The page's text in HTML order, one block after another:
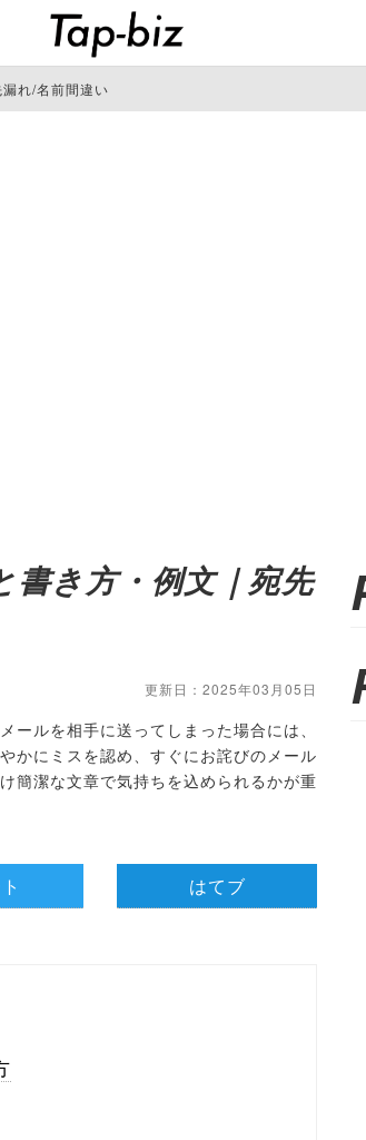
れ/名前間違い
書き方・例文｜宛先
更新日：2025年03月05日
ールを相手に送ってしまった場合には、
かにミスを認め、すぐにお詫びのメール
簡潔な文章で気持ちを込められるかが重
はてブ